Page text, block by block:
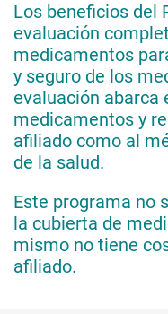
Los beneficios del
evaluación
medicamentos
y seguro de los
evaluación abarca
medicamentos y
afiliado como al
de la salud.
Este programa no
la cubierta de
mismo no tiene
afiliado.